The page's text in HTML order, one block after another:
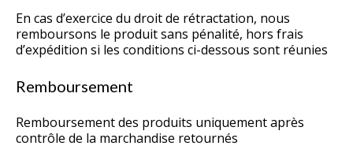
En cas d’exercice du droit de rétractation, nous
remboursons le produit sans pénalité, hors frais
d’expédition si les conditions ci-dessous sont réunies
Remboursement
Remboursement des produits uniquement après
contrôle de la marchandise retournés